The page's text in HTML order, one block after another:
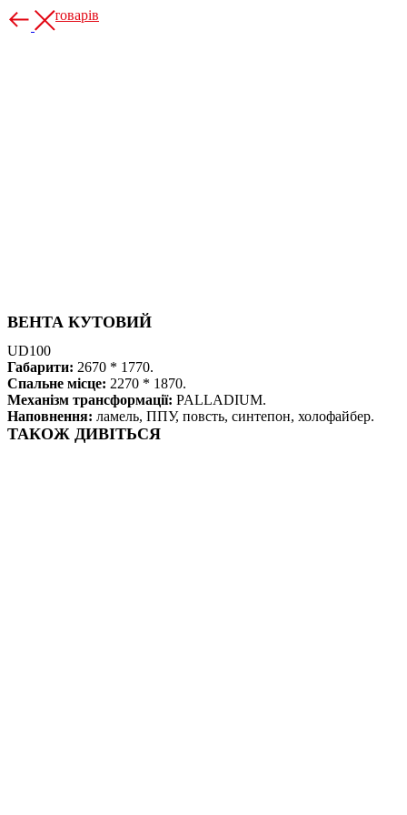
Більше товарів
ВЕНТА КУТОВИЙ
UD100
Габарити: 2670 * 1770.
Спальне місце: 2270 * 1870.
Механізм трансформації: PALLADIUM.
Наповнення: ламель, ППУ, повсть, синтепон, холофайбер.
ТАКОЖ ДИВІТЬСЯ